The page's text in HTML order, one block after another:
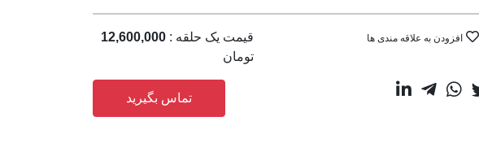
افزودن به علاقه مندی ها قیمت یک حلقه : 12,600,000
تومان
تماس بگیرید